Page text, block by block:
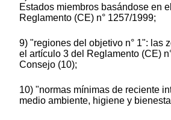
Estados miembros basándose en
Reglamento (CE) n° 1257/1999;
9) "regiones del objetivo n° 1": las
el artículo 3 del Reglamento (CE)
Consejo (10);
10) "normas mínimas de reciente
medio ambiente, higiene y